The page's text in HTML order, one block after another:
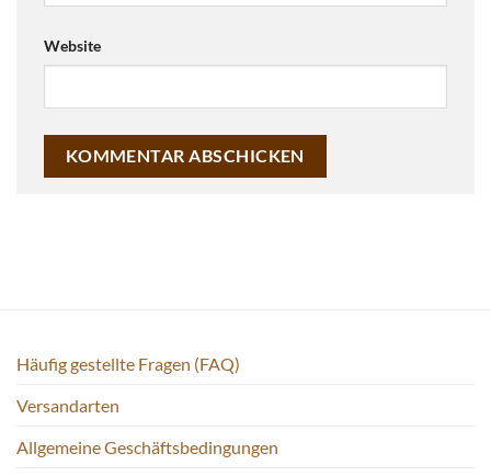
Website
Häufig gestellte Fragen (FAQ)
Versandarten
Allgemeine Geschäftsbedingungen